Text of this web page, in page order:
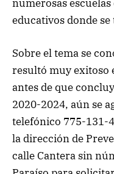
numerosas
educativos donde
Sobre el tema se
resultó muy exitoso
antes de que
2020-2024, aún se
telefónico 775-131-
la dirección de
calle Cantera sin